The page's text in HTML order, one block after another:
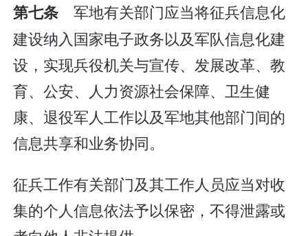
第七条 军地有关部门应当将征兵信息化
建设纳入国家电子政务以及军队信息化建
设，实现兵役机关与宣传、发展改革、教
育、公安、人力资源社会保障、卫生健
康、退役军人工作以及军地其他部门间的
信息共享和业务协同。
征兵工作有关部门及其工作人员应当对收
集的个人信息依法予以保密，不得泄露或